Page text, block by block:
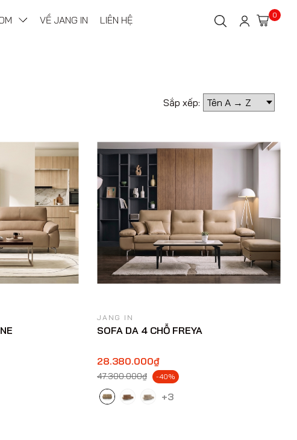
VỀ JANG IN LIÊN HỆ 0
Sắp xếp:
JANG IN
SOFA DA 4 CHỖ FREYA
28.380.000₫
47.300.000₫ -40%
+3